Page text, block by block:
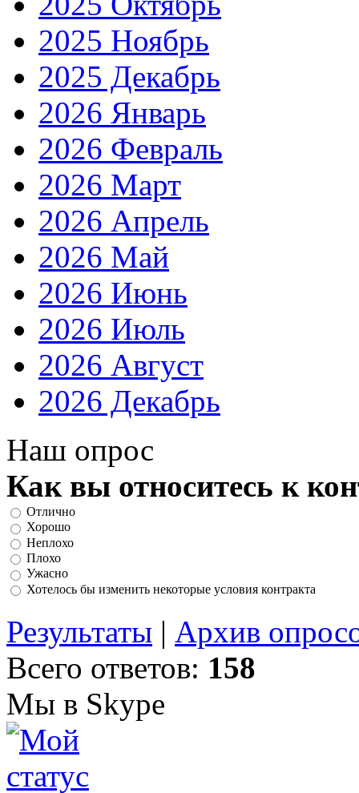
2025 Ноябрь
2025 Декабрь
2026 Январь
2026 Февраль
2026 Март
2026 Апрель
2026 Май
2026 Июнь
2026 Июль
2026 Август
2026 Декабрь
Наш опрос
Как вы относитесь к
Отлично
Хорошо
Неплохо
Плохо
Ужасно
Хотелось бы изменить некоторые условия контракта
Результаты | Архив
Всего ответов: 158
Мы в Skype